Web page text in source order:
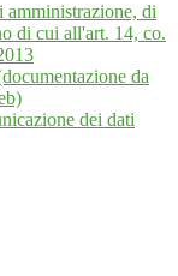
di
di cui all'art. 14, co.
da
dei dati